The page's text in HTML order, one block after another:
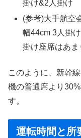
掛け&2人掛け
(参考)大手航空
幅44cm 3人掛
掛け座席はあま
このように、新幹
機の普通席より
す。
運転時間と所